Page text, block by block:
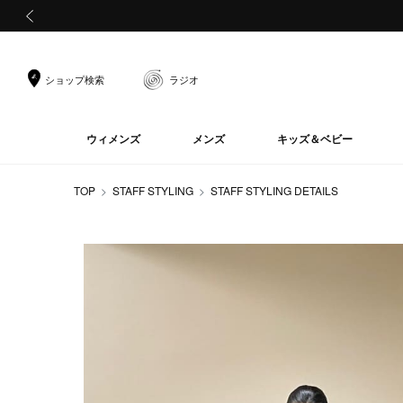
ショップ検索 ラジオ
ウィメンズ メンズ キッズ＆ベビー
TOP STAFF STYLING STAFF STYLING DETAILS